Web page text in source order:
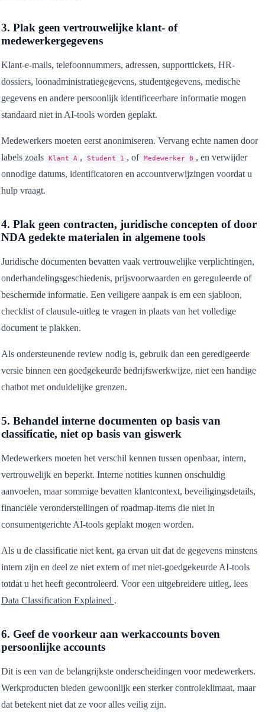
3. Plak geen vertrouwelijke klant- of
medewerkergegevens
Klant-e-mails, telefoonnummers, adressen, supporttickets, HR-
dossiers, loonadministratiegegevens, studentgegevens, medische
gegevens en andere persoonlijk identificeerbare informatie mogen
standaard niet in AI-tools worden geplakt.
Medewerkers moeten eerst anonimiseren. Vervang echte namen door
labels zoals Klant A , Student 1 , of Medewerker B , en verwijder
onnodige datums, identificatoren en accountverwijzingen voordat u
hulp vraagt.
4. Plak geen contracten, juridische concepten of door
NDA gedekte materialen in algemene tools
Juridische documenten bevatten vaak vertrouwelijke verplichtingen,
onderhandelingsgeschiedenis, prijsvoorwaarden en gereguleerde of
beschermde informatie. Een veiligere aanpak is em een sjabloon,
checklist of clausule-uitleg te vragen in plaats van het volledige
document te plakken.
Als ondersteunende review nodig is, gebruik dan een geredigeerde
versie binnen een goedgekeurde bedrijfswerkwijze, niet een handige
chatbot met onduidelijke grenzen.
5. Behandel interne documenten op basis van
classificatie, niet op basis van giswerk
Medewerkers moeten het verschil kennen tussen openbaar, intern,
vertrouwelijk en beperkt. Interne notities kunnen onschuldig
aanvoelen, maar sommige bevatten klantcontext, beveiligingsdetails,
financiële veronderstellingen of roadmap-items die niet in
consumentgerichte AI-tools geplakt mogen worden.
Als u de classificatie niet kent, ga ervan uit dat de gegevens minstens
intern zijn en deel ze niet extern of met niet-goedgekeurde AI-tools
totdat u het heeft gecontroleerd. Voor een uitgebreidere uitleg, lees
Data Classification Explained .
6. Geef de voorkeur aan werkaccounts boven
persoonlijke accounts
Dit is een van de belangrijkste onderscheidingen voor medewerkers.
Werkproducten bieden gewoonlijk een sterker controleklimaat, maar
dat betekent niet dat ze voor alles veilig zijn.